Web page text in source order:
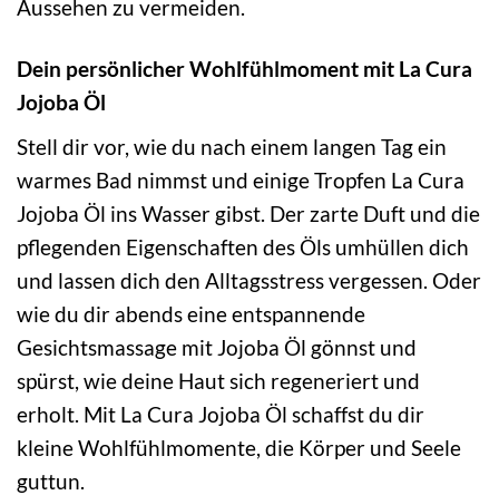
Aussehen zu vermeiden.
Dein persönlicher Wohlfühlmoment mit La Cura
Jojoba Öl
Stell dir vor, wie du nach einem langen Tag ein
warmes Bad nimmst und einige Tropfen La Cura
Jojoba Öl ins Wasser gibst. Der zarte Duft und die
pflegenden Eigenschaften des Öls umhüllen dich
und lassen dich den Alltagsstress vergessen. Oder
wie du dir abends eine entspannende
Gesichtsmassage mit Jojoba Öl gönnst und
spürst, wie deine Haut sich regeneriert und
erholt. Mit La Cura Jojoba Öl schaffst du dir
kleine Wohlfühlmomente, die Körper und Seele
guttun.